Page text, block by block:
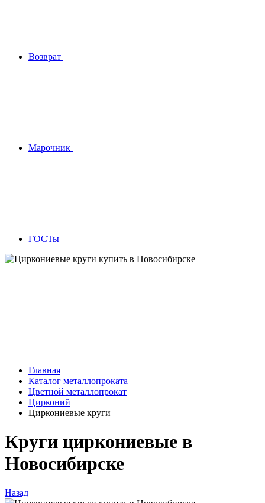
Возврат
Марочник
ГОСТы
Главная
Каталог металлопроката
Цветной металлопрокат
Цирконий
Циркониевые круги
Круги циркониевые в
Новосибирске
Назад